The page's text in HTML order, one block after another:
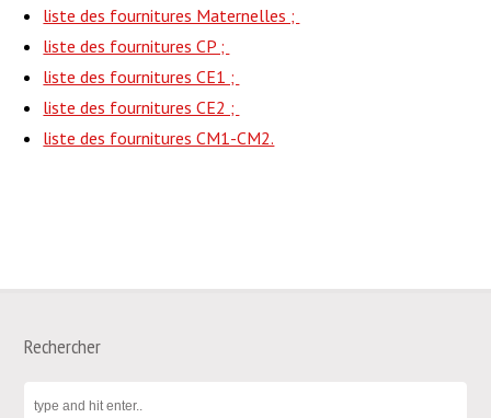
liste des fournitures Maternelles ;
liste des fournitures CP ;
liste des fournitures CE1 ;
liste des fournitures CE2 ;
liste des fournitures CM1-CM2.
Rechercher